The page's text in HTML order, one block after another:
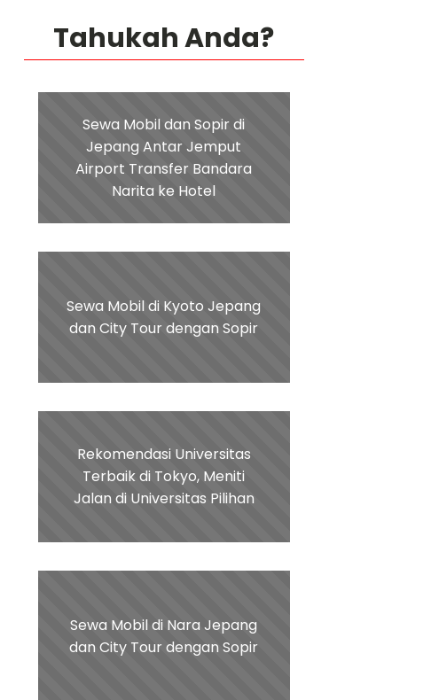
Tahukah Anda?
Sewa Mobil dan Sopir di
Jepang Antar Jemput
Airport Transfer Bandara
Narita ke Hotel
Sewa Mobil di Kyoto Jepang
dan City Tour dengan Sopir
Rekomendasi Universitas
Terbaik di Tokyo, Meniti
Jalan di Universitas Pilihan
Sewa Mobil di Nara Jepang
dan City Tour dengan Sopir